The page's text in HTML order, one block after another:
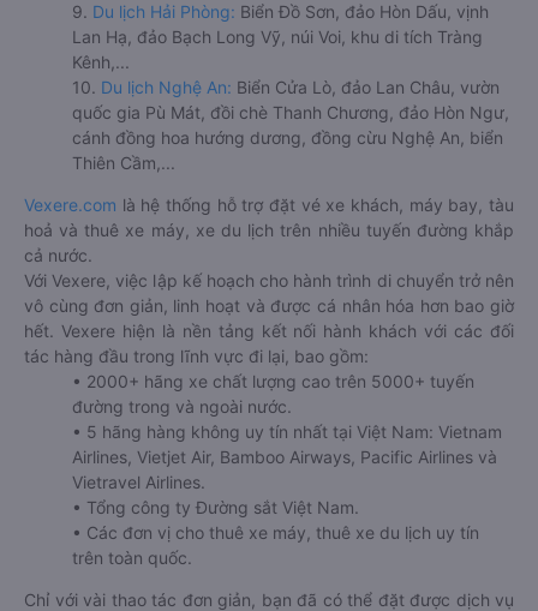
9. Du lịch Hải Phòng: Biển Đồ Sơn, đảo Hòn Dấu, vịnh
Lan Hạ, đảo Bạch Long Vỹ, núi Voi, khu di tích Tràng
Kênh,...
10. Du lịch Nghệ An: Biển Cửa Lò, đảo Lan Châu, vườn
quốc gia Pù Mát, đồi chè Thanh Chương, đảo Hòn Ngư,
cánh đồng hoa hướng dương, đồng cừu Nghệ An, biển
Thiên Cầm,...
Vexere.com là hệ thống hỗ trợ đặt vé xe khách, máy bay, tàu
hoả và thuê xe máy, xe du lịch trên nhiều tuyến đường khắp
cả nước.
Với Vexere, việc lập kế hoạch cho hành trình di chuyển trở nên
vô cùng đơn giản, linh hoạt và được cá nhân hóa hơn bao giờ
hết. Vexere hiện là nền tảng kết nối hành khách với các đối
tác hàng đầu trong lĩnh vực đi lại, bao gồm:
• 2000+ hãng xe chất lượng cao trên 5000+ tuyến
đường trong và ngoài nước.
• 5 hãng hàng không uy tín nhất tại Việt Nam: Vietnam
Airlines, Vietjet Air, Bamboo Airways, Pacific Airlines và
Vietravel Airlines.
• Tổng công ty Đường sắt Việt Nam.
• Các đơn vị cho thuê xe máy, thuê xe du lịch uy tín
trên toàn quốc.
Chỉ với vài thao tác đơn giản, bạn đã có thể đặt được dịch vụ